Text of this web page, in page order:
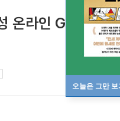
오늘은 그만 보
라인 GSAT 5급